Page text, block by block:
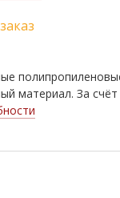
материал. За